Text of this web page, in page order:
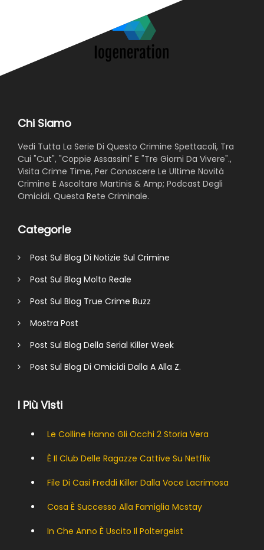
Chi Siamo
Vedi Tutta La Serie Di Questo Crimine Spettacoli, Tra
Cui "Cut", "Coppie Assassini" E "Tre Giorni Da Vivere".,
Visita Crime Time, Per Conoscere Le Ultime Novità
Crimine E Ascoltare Martinis & Amp; Podcast Degli
Omicidi. Questa Rete Criminale.
Categorie
Post Sul Blog Di Notizie Sul Crimine
Post Sul Blog Molto Reale
Post Sul Blog True Crime Buzz
Mostra Post
Post Sul Blog Della Serial Killer Week
Post Sul Blog Di Omicidi Dalla A Alla Z.
I Più Visti
Le Colline Hanno Gli Occhi 2 Storia Vera
È Il Club Delle Ragazze Cattive Su Netflix
File Di Casi Freddi Killer Dalla Voce Lacrimosa
Cosa È Successo Alla Famiglia Mcstay
In Che Anno È Uscito Il Poltergeist